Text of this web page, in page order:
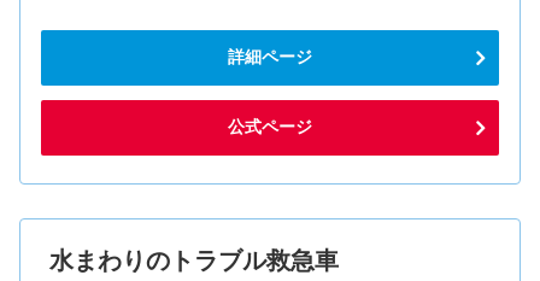
詳細ページ
公式ページ
水まわりのトラブル救急車